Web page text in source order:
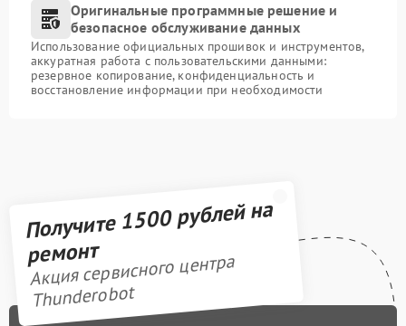
Оригинальные программные решение и
безопасное обслуживание данных
Использование официальных прошивок и инструментов,
аккуратная работа с пользовательскими данными:
резервное копирование, конфиденциальность и
восстановление информации при необходимости
Получите 1500 рублей на
ремонт
Акция сервисного центра
Thunderobot